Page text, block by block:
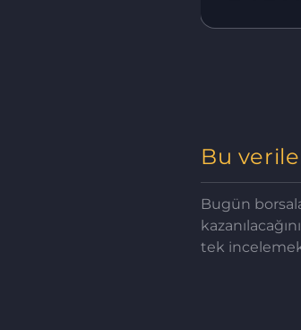
Bu
Bugün
tek